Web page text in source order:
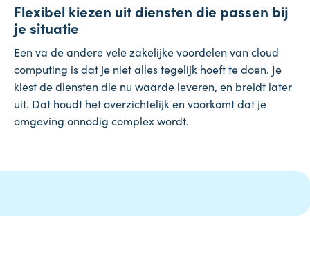
Flexibel kiezen uit diensten die passen bij
je situatie
Een va de andere vele zakelijke voordelen van cloud
computing is dat je niet alles tegelijk hoeft te doen. Je
kiest de diensten die nu waarde leveren, en breidt later
uit. Dat houdt het overzichtelijk en voorkomt dat je
omgeving onnodig complex wordt.